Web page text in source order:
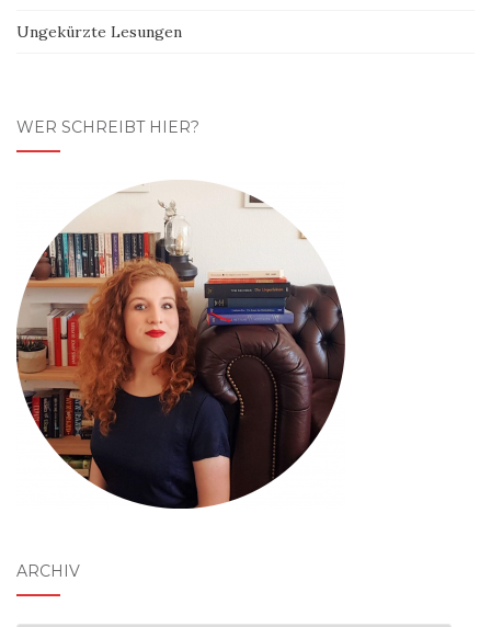
Ungekürzte Lesungen
WER SCHREIBT HIER?
ARCHIV